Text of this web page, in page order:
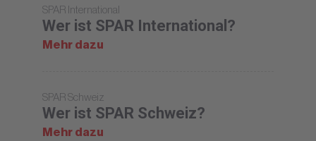
SPAR International
Wer ist SPAR International?
Mehr dazu
SPAR Schweiz
Wer ist SPAR Schweiz?
Mehr dazu